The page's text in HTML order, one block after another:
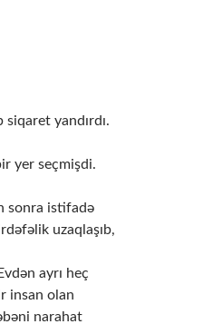
yandırdı.
yer seçmişdi.
sonra istifadə
uzaqlaşıb,
ayrı heç
insan olan
narahat